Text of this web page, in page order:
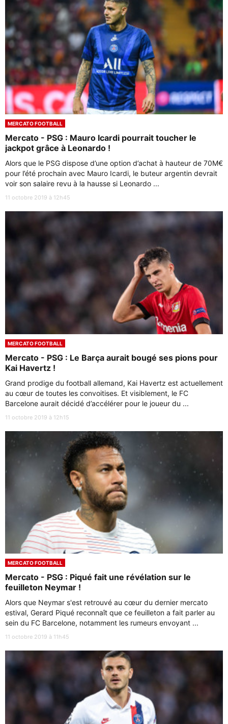
MERCATO FOOTBALL
Mercato - PSG : Mauro Icardi pourrait toucher le
jackpot grâce à Leonardo !
Alors que le PSG dispose d’une option d’achat à hauteur de 70M€
pour l’été prochain avec Mauro Icardi, le buteur argentin devrait
voir son salaire revu à la hausse si Leonardo ...
11 octobre 2019 à 12h45
MERCATO FOOTBALL
Mercato - PSG : Le Barça aurait bougé ses pions pour
Kai Havertz !
Grand prodige du football allemand, Kai Havertz est actuellement
au cœur de toutes les convoitises. Et visiblement, le FC
Barcelone aurait décidé d’accélérer pour le joueur du ...
11 octobre 2019 à 12h15
MERCATO FOOTBALL
Mercato - PSG : Piqué fait une révélation sur le
feuilleton Neymar !
Alors que Neymar s'est retrouvé au cœur du dernier mercato
estival, Gerard Piqué reconnaît que ce feuilleton a fait parler au
sein du FC Barcelone, notamment les rumeurs envoyant ...
11 octobre 2019 à 11h45